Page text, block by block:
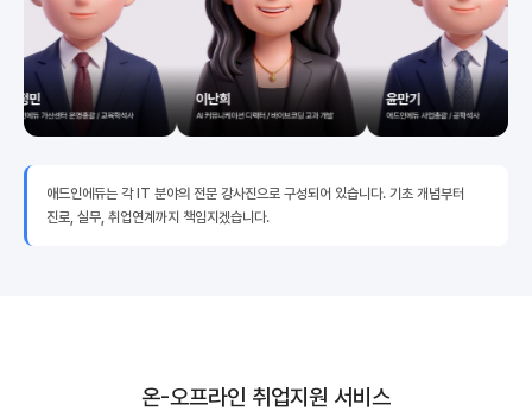
애드인에듀는 각 IT 분야의 전문 강사진으로 구성되어 있습니다. 기초 개념부터
진로, 실무, 취업연계까지 책임지겠습니다.
온-오프라인 취업지원 서비스